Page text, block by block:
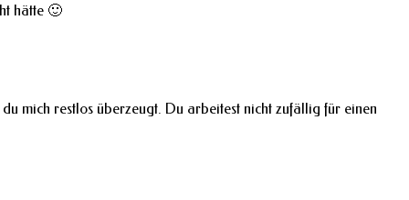
hätte 🙂
mich restlos überzeugt. Du arbeitest nicht zufällig für einen